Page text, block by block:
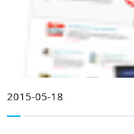
2015-05-18